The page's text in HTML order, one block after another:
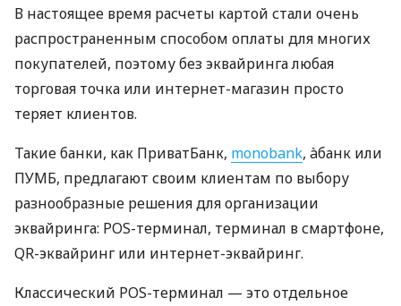
В настоящее время расчеты картой стали очень
распространенным способом оплаты для многих
покупателей, поэтому без эквайринга любая
торговая точка или интернет-магазин просто
теряет клиентов.
Такие банки, как ПриватБанк, monobank, àбанк или
ПУМБ, предлагают своим клиентам по выбору
разнообразные решения для организации
эквайринга: POS-терминал, терминал в смартфоне,
QR-эквайринг или интернет-эквайринг.
Классический POS-терминал — это отдельное